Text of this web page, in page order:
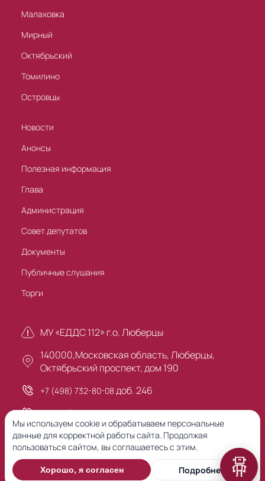
Малаховка
Мирный
Октябрьский
Томилино
Островцы
Новости
Анонсы
Полезная информация
Глава
Администрация
Совет депутатов
Документы
Публичные слушания
Торги
МУ «ЕДДС 112» г.о. Люберцы
140000,Московская область, Люберцы,
Октябрьский проспект, дом 190
+7 (498) 732-80-08 доб. 246
+7 (495) 503-30-00
Предыдущая версия сайта
Мы используем cookie и обрабатываем персональные
данные для корректной работы сайта. Продолжая
пользоваться сайтом, вы соглашаетесь с этим.
Хорошо, я согласен Подробнее